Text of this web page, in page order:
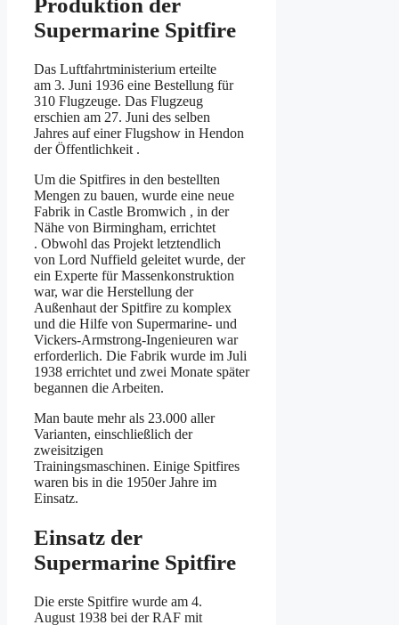
Produktion der
Supermarine Spitfire
Das Luftfahrtministerium erteilte
am 3. Juni 1936 eine Bestellung für
310 Flugzeuge. Das Flugzeug
erschien am 27. Juni des selben
Jahres auf einer Flugshow in Hendon
der Öffentlichkeit .
Um die Spitfires in den bestellten
Mengen zu bauen, wurde eine neue
Fabrik in Castle Bromwich , in der
Nähe von Birmingham, errichtet
. Obwohl das Projekt letztendlich
von Lord Nuffield geleitet wurde, der
ein Experte für Massenkonstruktion
war, war die Herstellung der
Außenhaut der Spitfire zu komplex
und die Hilfe von Supermarine- und
Vickers-Armstrong-Ingenieuren war
erforderlich. Die Fabrik wurde im Juli
1938 errichtet und zwei Monate später
begannen die Arbeiten.
Man baute mehr als 23.000 aller
Varianten, einschließlich der
zweisitzigen
Trainingsmaschinen. Einige Spitfires
waren bis in die 1950er Jahre im
Einsatz.
Einsatz der
Supermarine Spitfire
Die erste Spitfire wurde am 4.
August 1938 bei der RAF mit